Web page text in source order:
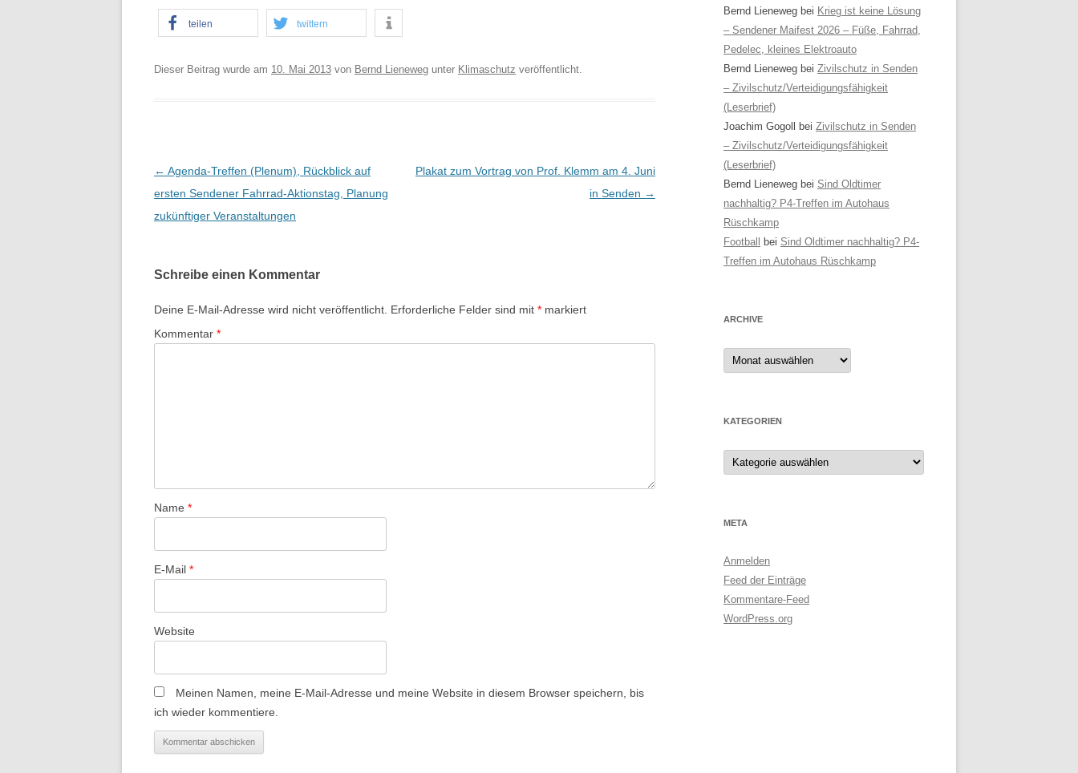
teilen twittern
Dieser Beitrag wurde am 10. Mai 2013 von Bernd Lieneweg unter Klimaschutz veröffentlicht.
B
e
i
a
g
s
a
t
o
n
← Agenda-Treffen (Plenum), Rückblick auf
ersten Sendener Fahrrad-Aktionstag, Planung
zukünftiger Veranstaltungen
Plakat zum Vortrag von Prof. Klemm am 4. Juni
in Senden →
Schreibe einen Kommentar
Deine E-Mail-Adresse wird nicht veröffentlicht. Erforderliche Felder sind mit * markiert
Kommentar *
Name *
E-Mail *
Website
Meinen Namen, meine E-Mail-Adresse und meine Website in diesem Browser speichern, bis
ich wieder kommentiere.
Bernd Lieneweg bei Krieg ist keine Lösung
– Sendener Maifest 2026 – Füße, Fahrrad,
Pedelec, kleines Elektroauto
Bernd Lieneweg bei Zivilschutz in Senden
– Zivilschutz/Verteidigungsfähigkeit
(Leserbrief)
Joachim Gogoll
bei Zivilschutz in Senden
– Zivilschutz/Verteidigungsfähigkeit
(Leserbrief)
Bernd Lieneweg bei Sind Oldtimer
nachhaltig? P4-Treffen im Autohaus
Rüschkamp
Football
bei Sind Oldtimer nachhaltig? P4-
Treffen im Autohaus Rüschkamp
ARCHIVE
Archive
KATEGORIEN
Kategorien
META
Anmelden
Feed der Einträge
Kommentare-Feed
WordPress.org